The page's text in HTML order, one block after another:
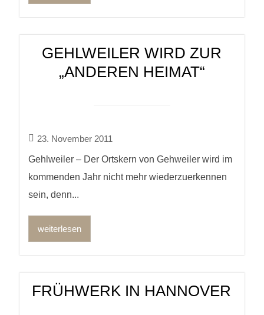
GEHLWEILER WIRD ZUR
„ANDEREN HEIMAT“
23. November 2011
Gehlweiler – Der Ortskern von Gehweiler wird im
kommenden Jahr nicht mehr wiederzuerkennen
sein, denn...
weiterlesen
FRÜHWERK IN HANNOVER